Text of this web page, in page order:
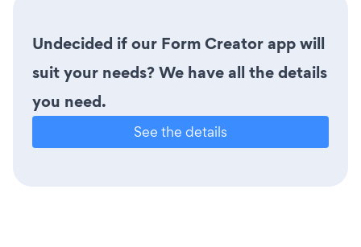
Undecided if our Form Creator app will
suit your needs? We have all the details
you need.
See the details